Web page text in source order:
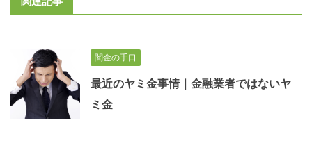
闇金の手口
最近のヤミ金事情｜金融業者ではないヤ
ミ金